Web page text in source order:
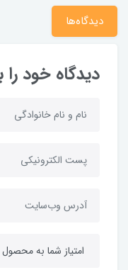
دیدگاه‌ها
دیدگاه خود را